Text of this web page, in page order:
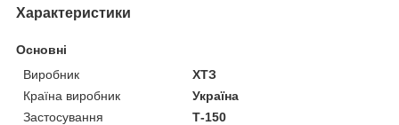
Характеристики
Основні
Виробник
ХТЗ
Країна виробник
Україна
Застосування
Т-150